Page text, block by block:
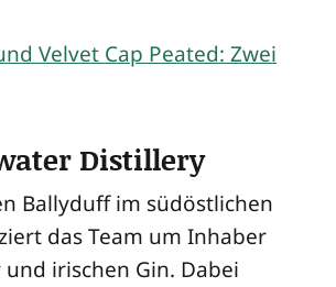
Distillery
Bal­ly­duff im süd­öst­li­chen
das Team um Inha­ber
iri­schen Gin. Dabei